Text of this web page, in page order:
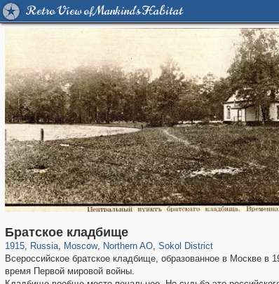
Retro View of Mankind's Habitat
Братское кладбище
1915, Russia
1,405,779 29,243
, Moscow
319,716 8,286
, Northern AO
22,533 598
, Sokol District
Всероссийское братское кладбище, образованное в Москве
время Первой мировой войны.